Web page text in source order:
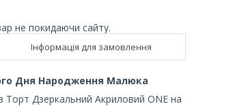
не покидаючи сайту.
Інформація для замовлення
Дня Народження Малюка
Дзеркальний Акриловий ONE на